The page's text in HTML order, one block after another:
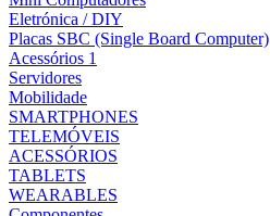
Eletrónica / DIY
Placas SBC (Single Board Computer)
Acessórios 1
Servidores
Mobilidade
SMARTPHONES
TELEMÓVEIS
ACESSÓRIOS
TABLETS
WEARABLES